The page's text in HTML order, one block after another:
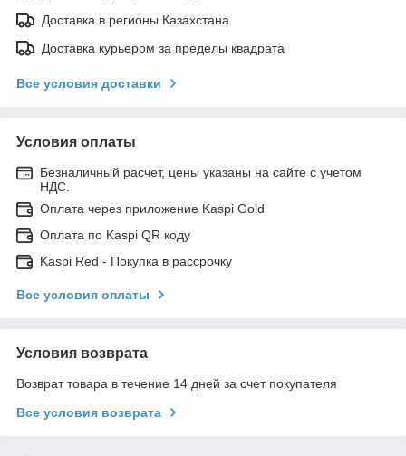
Доставка в регионы Казахстана
Доставка курьером за пределы квадрата
Все условия доставки
Условия оплаты
Безналичный расчет, цены указаны на сайте с учетом
НДС.
Оплата через приложение Kaspi Gold
Оплата по Kaspi QR коду
Kaspi Red - Покупка в рассрочку
Все условия оплаты
Условия возврата
Возврат товара в течение 14 дней за счет покупателя
Все условия возврата